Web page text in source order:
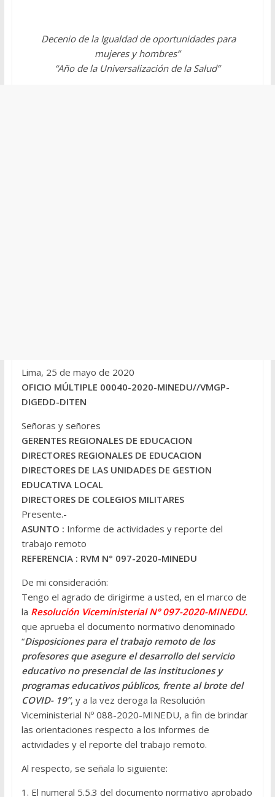
Decenio de la Igualdad de oportunidades para
mujeres y hombres”
“Año de la Universalización de la Salud”
Lima, 25 de mayo de 2020
OFICIO MÚLTIPLE 00040-2020-MINEDU//VMGP-
DIGEDD-DITEN
Señoras y señores
GERENTES REGIONALES DE EDUCACION
DIRECTORES REGIONALES DE EDUCACION
DIRECTORES DE LAS UNIDADES DE GESTION
EDUCATIVA LOCAL
DIRECTORES DE COLEGIOS MILITARES
Presente.-
ASUNTO : Informe de actividades y reporte del
trabajo remoto
REFERENCIA : RVM N° 097-2020-MINEDU
De mi consideración:
Tengo el agrado de dirigirme a usted, en el marco de
la Resolución Viceministerial N° 097-2020-MINEDU.
que aprueba el documento normativo denominado
“Disposiciones para el trabajo remoto de los
profesores que asegure el desarrollo del servicio
educativo no presencial de las instituciones y
programas educativos públicos, frente al brote del
COVID- 19”, y a la vez deroga la Resolución
Viceministerial Nº 088-2020-MINEDU, a fin de brindar
las orientaciones respecto a los informes de
actividades y el reporte del trabajo remoto.
Al respecto, se señala lo siguiente:
1. El numeral 5.5.3 del documento normativo aprobado